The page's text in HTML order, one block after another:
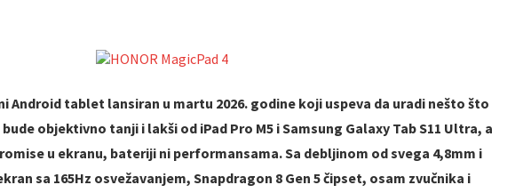
Android tablet lansiran u martu 2026. godine koji uspeva da uradi nešto što
objektivno tanji i lakši od iPad Pro M5 i Samsung Galaxy Tab S11 Ultra, a
u ekranu, bateriji ni performansama. Sa debljinom od svega 4,8mm i
sa 165Hz osvežavanjem, Snapdragon 8 Gen 5 čipset, osam zvučnika i